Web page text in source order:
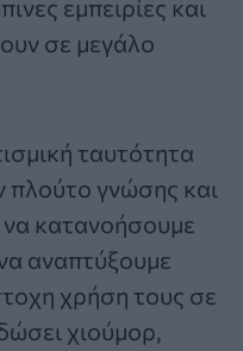
εμπειρίες και
σε μεγάλο
ταυτότητα
πλούτο γνώσης και
κατανοήσουμε
αναπτύξουμε
χρήση τους σε
χιούμορ,